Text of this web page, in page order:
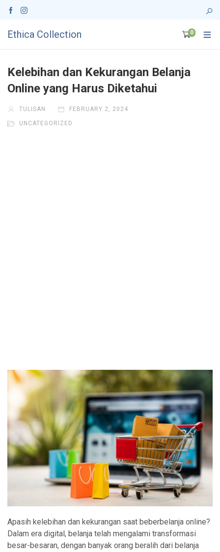
Ethica Collection 0
Kelebihan dan Kekurangan Belanja
Online yang Harus Diketahui
TULISAN FEBRUARY 2, 2024
UNCATEGORIZED
Apasih kelebihan dan kekurangan saat beberbelanja online?
Dalam era digital, belanja telah mengalami transformasi
besar-besaran, dengan banyak orang beralih dari belanja